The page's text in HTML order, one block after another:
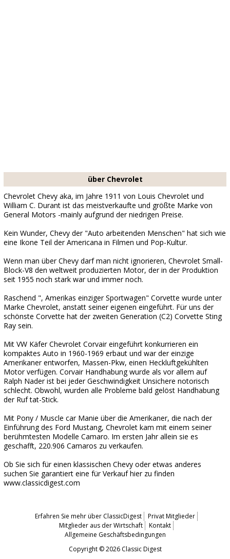
über Chevrolet
Chevrolet Chevy aka, im Jahre 1911 von Louis Chevrolet und
William C. Durant ist das meistverkaufte und größte Marke von
General Motors -mainly aufgrund der niedrigen Preise.
Kein Wunder, Chevy der "Auto arbeitenden Menschen" hat sich wie
eine Ikone Teil der Americana in Filmen und Pop-Kultur.
Wenn man über Chevy darf man nicht ignorieren, Chevrolet Small-
Block-V8 den weltweit produzierten Motor, der in der Produktion
seit 1955 noch stark war und immer noch.
Raschend ", Amerikas einziger Sportwagen" Corvette wurde unter
Marke Chevrolet, anstatt seiner eigenen eingeführt. Für uns der
schönste Corvette hat der zweiten Generation (C2) Corvette Sting
Ray sein.
Mit VW Käfer Chevrolet Corvair eingeführt konkurrieren ein
kompaktes Auto in 1960-1969 erbaut und war der einzige
Amerikaner entworfen, Massen-Pkw, einen Heckluftgekühlten
Motor verfügen. Corvair Handhabung wurde als vor allem auf
Ralph Nader ist bei jeder Geschwindigkeit Unsichere notorisch
schlecht. Obwohl, wurden alle Probleme bald gelöst Handhabung
der Ruf tat-Stick.
Mit Pony / Muscle car Manie über die Amerikaner, die nach der
Einführung des Ford Mustang, Chevrolet kam mit einem seiner
berühmtesten Modelle Camaro. Im ersten Jahr allein sie es
geschafft, 220.906 Camaros zu verkaufen.
Ob Sie sich für einen klassischen Chevy oder etwas anderes
suchen Sie garantiert eine für Verkauf hier zu finden
www.classicdigest.com
Erfahren Sie mehr über ClassicDigest
Privat Mitglieder
Mitglieder aus der Wirtschaft
Kontakt
Allgemeine Geschäftsbedingungen
Copyright © 2026 Classic Digest